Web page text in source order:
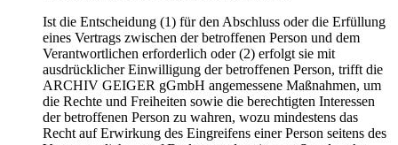
Ist die Entscheidung (1) für den Abschluss oder die Erfüllung
eines Vertrags zwischen der betroffenen Person und dem
Verantwortlichen erforderlich oder (2) erfolgt sie mit
ausdrücklicher Einwilligung der betroffenen Person, trifft die
ARCHIV GEIGER gGmbH angemessene Maßnahmen, um
die Rechte und Freiheiten sowie die berechtigten Interessen
der betroffenen Person zu wahren, wozu mindestens das
Recht auf Erwirkung des Eingreifens einer Person seitens des